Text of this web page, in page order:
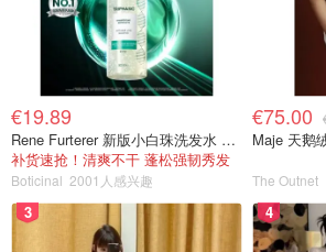
€19.89
Rene Furterer 新版小白珠洗发水 500ml
补货速抢！清爽不干 蓬松强韧秀发
Boticinal 2001人感兴趣
€75.00
Maje 天鹅
The Outnet
3 4